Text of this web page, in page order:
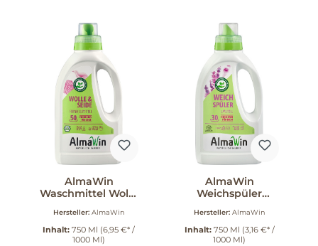
AlmaWin
Waschmittel Wolle
ml
Hersteller: AlmaWin
Inhalt: 750 Ml (6,95 €* /
1000 Ml)
AlmaWin
Weichspüler
Hersteller: AlmaWin
Inhalt: 750 Ml (3,16 €* /
1000 Ml)